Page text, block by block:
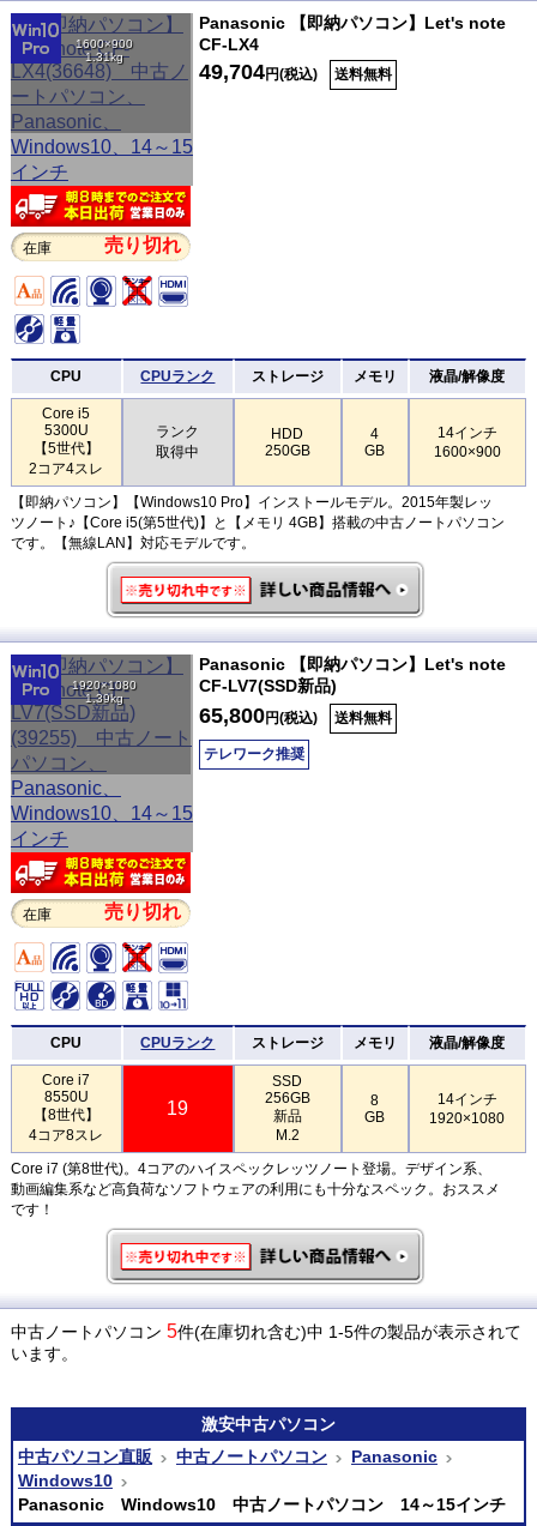
1600×900
1.31kg
在庫 売り切れ
Panasonic 【即納パソコン】Let's note
CF-LX4
49,704円(税込) 送料無料
CPU CPUランク ストレージ メモリ 液晶/解像度
Core i5
5300U
【5世代】
2コア4スレ
ランク
取得中
HDD
250GB
4
GB
14インチ
1600×900
【即納パソコン】【Windows10 Pro】インストールモデル。2015年製レッ
ツノート♪【Core i5(第5世代)】と【メモリ 4GB】搭載の中古ノートパソコン
です。【無線LAN】対応モデルです。
1920×1080
1.39kg
在庫 売り切れ
Panasonic 【即納パソコン】Let's note
CF-LV7(SSD新品)
65,800円(税込) 送料無料
テレワーク推奨
CPU CPUランク ストレージ メモリ 液晶/解像度
Core i7
8550U
【8世代】
4コア8スレ
19
SSD
256GB
新品
M.2
8
GB
14インチ
1920×1080
Core i7 (第8世代)。4コアのハイスペックレッツノート登場。デザイン系、
動画編集系など高負荷なソフトウェアの利用にも十分なスペック。おススメ
です！
中古ノートパソコン 5件(在庫切れ含む)中 1-5件の製品が表示されて
います。
激安中古パソコン
中古パソコン直販
中古ノートパソコン
Panasonic
Windows10
Panasonic Windows10 中古ノートパソコン 14～15インチ